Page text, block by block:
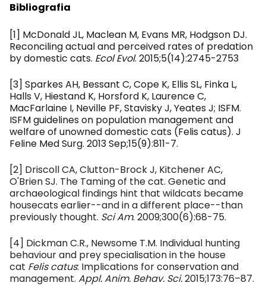
Bibliografia
[1] McDonald JL, Maclean M, Evans MR, Hodgson DJ.
Reconciling actual and perceived rates of predation
by domestic cats. Ecol Evol. 2015;5(14):2745-2753
[3] Sparkes AH, Bessant C, Cope K, Ellis SL, Finka L,
Halls V, Hiestand K, Horsford K, Laurence C,
MacFarlaine I, Neville PF, Stavisky J, Yeates J; ISFM.
ISFM guidelines on population management and
welfare of unowned domestic cats (Felis catus). J
Feline Med Surg. 2013 Sep;15(9):811-7.
[2] Driscoll CA, Clutton-Brock J, Kitchener AC,
O'Brien SJ. The Taming of the cat. Genetic and
archaeological findings hint that wildcats became
housecats earlier--and in a different place--than
previously thought. Sci Am. 2009;300(6):68-75.
[4] Dickman C.R., Newsome T.M. Individual hunting
behaviour and prey specialisation in the house
cat Felis catus: Implications for conservation and
management. Appl. Anim. Behav. Sci.2015;173:76–87.